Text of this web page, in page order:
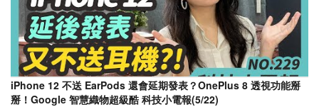
iPhone 12 不送 EarPods 還會延期發表？OnePlus 8 透視功能掰
掰！Google 智慧織物超級酷 科技小電報(5/22)